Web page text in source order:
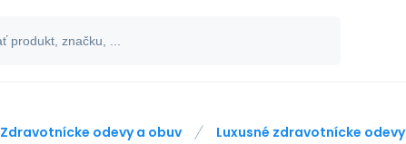
Zdravotnícke odevy a obuv Luxusné zdravotnícke odevy